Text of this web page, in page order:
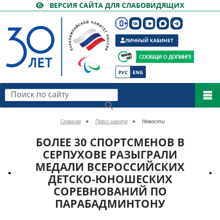
ВЕРСИЯ САЙТА ДЛЯ СЛАБОВИДЯЩИХ
РУС ENG
ЛИЧНЫЙ КАБИНЕТ
Поиск по сайту
Главная Пресс-центр Новости
БОЛЕЕ 30 СПОРТСМЕНОВ В
СЕРПУХОВЕ РАЗЫГРАЛИ
МЕДАЛИ ВСЕРОССИЙСКИХ
ДЕТСКО-ЮНОШЕСКИХ
СОРЕВНОВАНИЙ ПО
ПАРАБАДМИНТОНУ